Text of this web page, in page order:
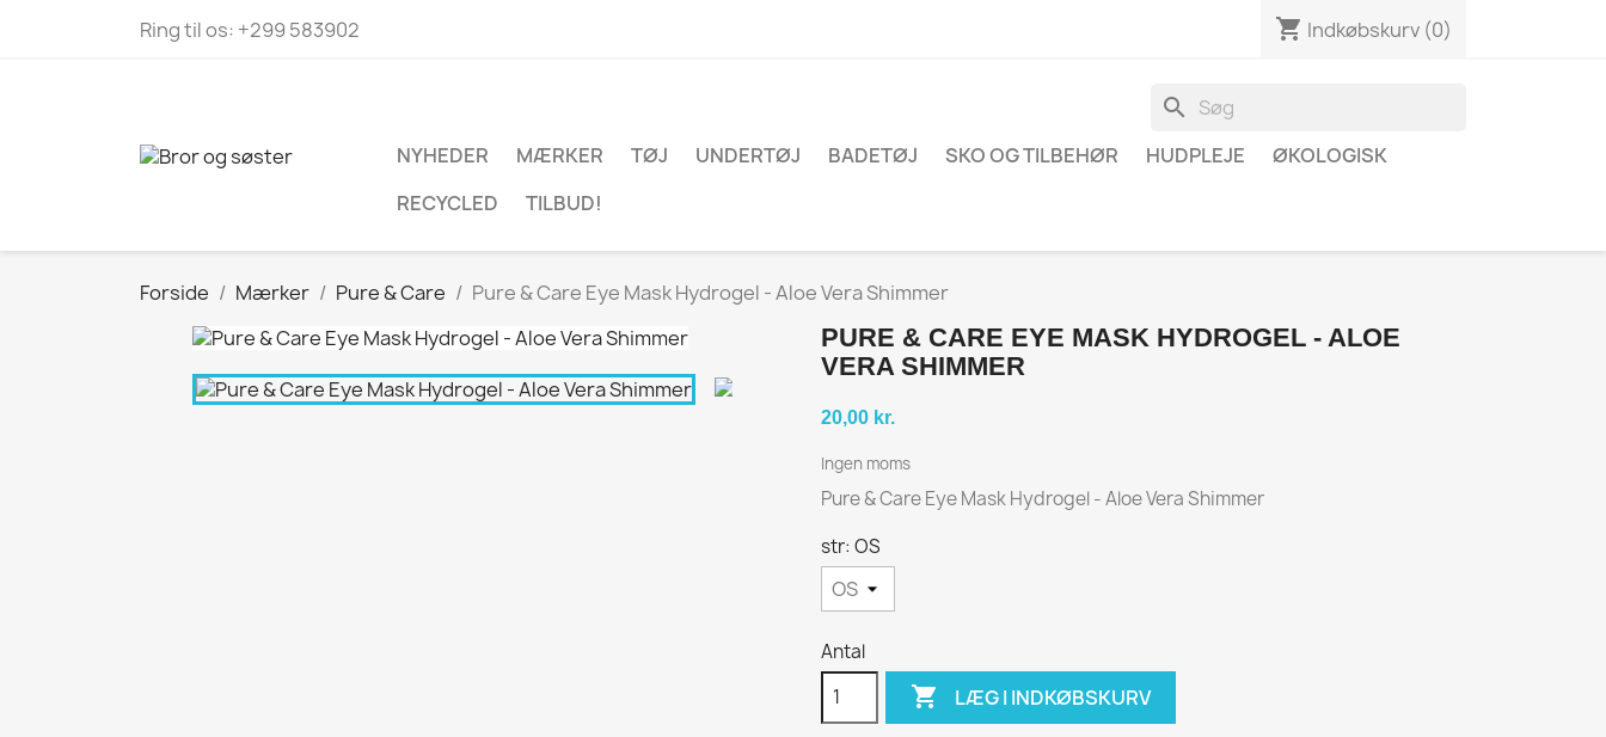
Ring til os: +299 583902 shopping_cart Indkøbskurv (0)
search
NYHEDER MÆRKER TØJ UNDERTØJ BADETØJ SKO OG TILBEHØR HUDPLEJE
ØKOLOGISK
RECYCLED
TILBUD!
Forside Mærker Pure & Care Pure & Care Eye Mask Hydrogel - Aloe Vera Shimmer
PURE & CARE EYE MASK HYDROGEL - ALOE
VERA SHIMMER
20,00 kr.
Ingen moms
Pure & Care Eye Mask Hydrogel - Aloe Vera Shimmer
str: OS
Antal
 LÆG I INDKØBSKURV